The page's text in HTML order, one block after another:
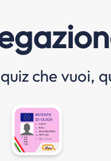
che vuoi,